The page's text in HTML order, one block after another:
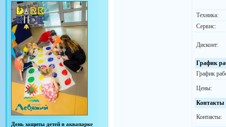
День защиты детей в аквапарке
Техника:
Сервис:
Дисконт:
График
График
Цены:
Контакты
Контакты: